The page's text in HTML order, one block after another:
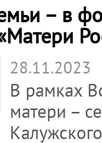
– в
28.11.2023
В рамках
матери –